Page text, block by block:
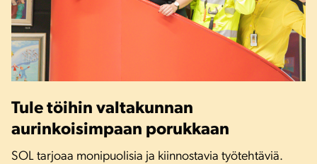
Tule töihin valtakunnan
aurinkoisimpaan porukkaan
SOL tarjoaa monipuolisia ja kiinnostavia työtehtäviä.